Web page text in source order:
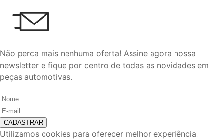
Não perca mais nenhuma oferta! Assine agora nossa
newsletter e fique por dentro de todas as novidades em
peças automotivas.
CADASTRAR
Utilizamos cookies para oferecer melhor experiência,